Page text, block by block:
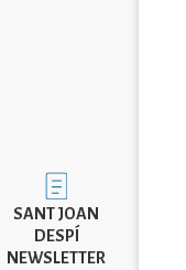
Imatge
SANT JOAN
DESPÍ
NEWSLETTER